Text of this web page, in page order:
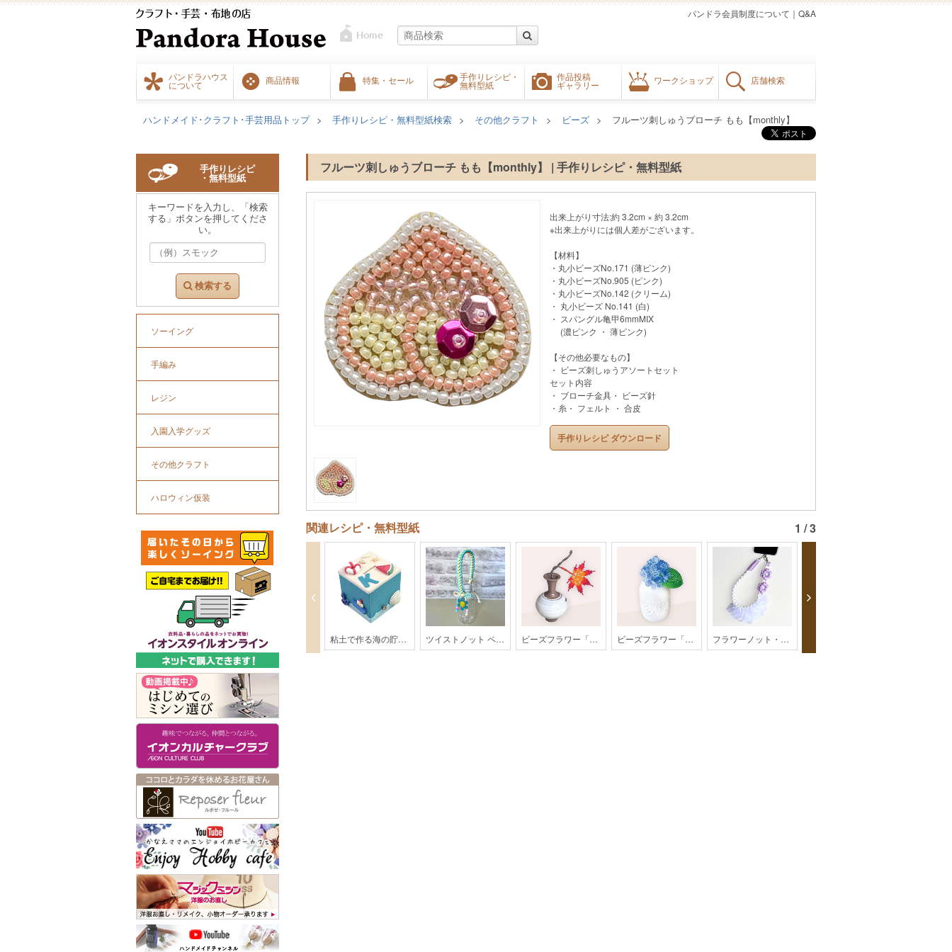
パンドラハウス
について
商品情報 特集・セール
手作りレシピ・
無料型紙
作品投稿
ギャラリー
ワークショップ 店舗検索
Q&A
｜
パンドラ会員制度について
ハンドメイド･クラフト･手芸用品トップ 手作りレシピ・無料型紙検索 その他クラフト ビーズ フルーツ刺しゅうブローチ もも【monthly】
フルーツ刺しゅうブローチ もも【monthly】 | 手作りレシピ・無料型紙
出来上がり寸法:約 3.2cm × 約 3.2cm
※出来上がりには個人差がございます。
【材料】
・丸小ビーズNo.171 (薄ピンク)
・丸小ビーズNo.905 (ピンク)
・丸小ビーズNo.142 (クリーム)
・ 丸小ビーズ No.141 (白)
・ スパングル亀甲6mmMIX
(濃ピンク ・ 薄ピンク)
【その他必要なもの】
・ ビーズ刺しゅうアソートセット
セット内容
・ ブローチ金具・ ビーズ針
・糸・ フェルト ・ 合皮
手作りレシピ ダウンロード
関連レシピ・無料型紙 1 / 3
粘土で作る海の貯金箱 ツイストノット ペットボトルホルダー【パラコード】 ビーズフラワー「もみじ」【202608monthly】 ビーズフラワー「あじさい」【202606monthly】 フラワーノット・平結びにリボン ハンドストラップ【パラコード】
手作りレシピ
・無料型紙
キーワードを入力し、「検索
する」ボタンを押してくださ
い。
検索する
ソーイング
手編み
レジン
入園入学グッズ
その他クラフト
ハロウィン仮装